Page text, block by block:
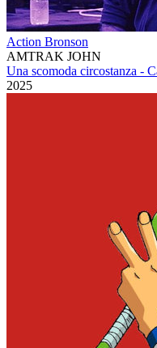
Action Bronson
AMTRAK JOHN
Una scomoda circostanza -
2025